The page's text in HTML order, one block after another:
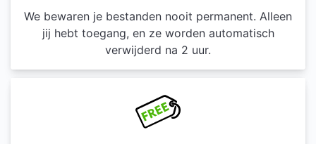
We bewaren je bestanden nooit permanent. Alleen
jij hebt toegang, en ze worden automatisch
verwijderd na 2 uur.